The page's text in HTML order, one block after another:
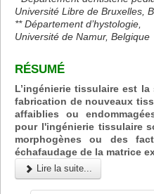
Université Libre de Bruxelles,
** Département d’hystologie,
Université de Namur, Belgique
RÉSUMÉ
L’ingénierie tissulaire est
fabrication de nouveaux
affaiblies ou
pour l'ingénierie tissulaire
morphogènes ou des
échafaudage de la matrice
Lire la suite...